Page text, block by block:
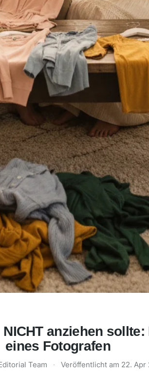
anziehen
eines Fotografen
Team · Veröffentlicht am 22. Apr